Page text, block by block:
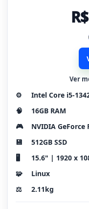
Ver
⚙️
Intel Core i5-
🧠
16GB RAM
🎮
NVIDIA GeForce
💾
512GB SSD
🖥️
15.6" | 1920 x
🧩
Linux
⚖️
2.11kg